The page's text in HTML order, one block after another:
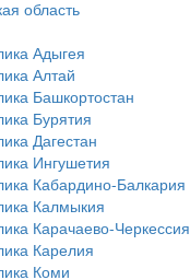
область
Адыгея
Алтай
Башкортостан
Бурятия
Дагестан
Ингушетия
Кабардино-Балкария
Калмыкия
Карачаево-Черкессия
Карелия
Коми